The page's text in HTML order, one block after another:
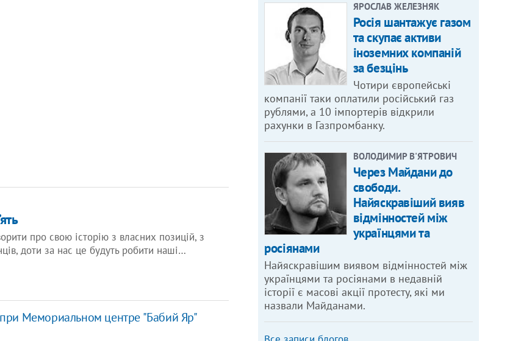
про свою історію з власних позицій, з
доти за нас це будуть робити наші…
Мемориальном центре "Бабий Яр"
ЯРОСЛАВ ЖЕЛЕЗНЯК
Росія шантажує газом
та скупає активи
іноземних компаній
за безцінь
Чотири європейські
компанії таки оплатили російський газ
рублями, а 10 імпортерів відкрили
рахунки в Газпромбанку.
ВОЛОДИМИР В'ЯТРОВИЧ
Через Майдани до
свободи.
Найяскравіший вияв
відмінностей між
українцями та
росіянами
Найяскравішим виявом відмінностей між
українцями та росіянами в недавній
історії є масові акції протесту, які ми
назвали Майданами.